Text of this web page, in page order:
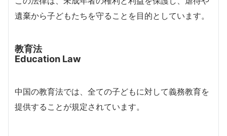
遺棄から子どもたちを守ることを目的としています。
教育法
Education Law
中国の教育法では、全ての子どもに対して義務教育を
提供することが規定されています。